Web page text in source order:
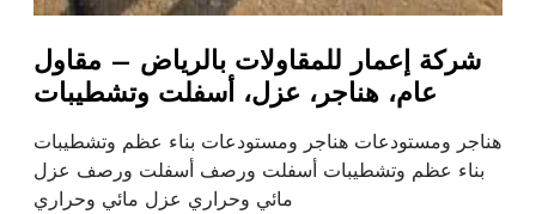
شركة إعمار للمقاولات بالرياض – مقاول
عام، هناجر، عزل، أسفلت وتشطيبات
هناجر ومستودعات هناجر ومستودعات بناء عظم وتشطيبات
بناء عظم وتشطيبات أسفلت ورصف أسفلت ورصف عزل
مائي وحراري عزل مائي وحراري